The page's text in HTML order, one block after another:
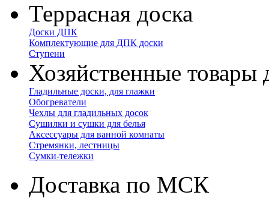
Террасная доска
Доски ДПК
Комплектующие для ДПК доски
Ступени
Хозяйственные товары
Гладильные доски, для глажки
Обогреватели
Чехлы для гладильных досок
Сушилки и сушки для белья
Аксессуары для ванной комнаты
Стремянки, лестницы
Сумки-тележки
Доставка по МСК